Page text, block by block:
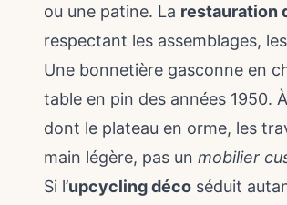
ou une patine. La restauration
respectant les assemblages,
Une bonnetière gasconne en
table en pin des années 1950.
dont le plateau en orme, les
main légère, pas un mobilier
Si l’upcycling déco séduit